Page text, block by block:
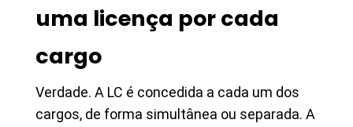
uma licença por cada
cargo
Verdade. A LC é concedida a cada um dos
cargos, de forma simultânea ou separada. A